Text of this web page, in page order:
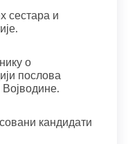
сестара и
о
послова
кандидати